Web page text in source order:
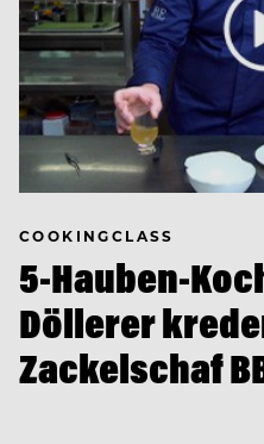
COOKINGCLASS
5-Hauben-
Döllerer
Zackelschaf